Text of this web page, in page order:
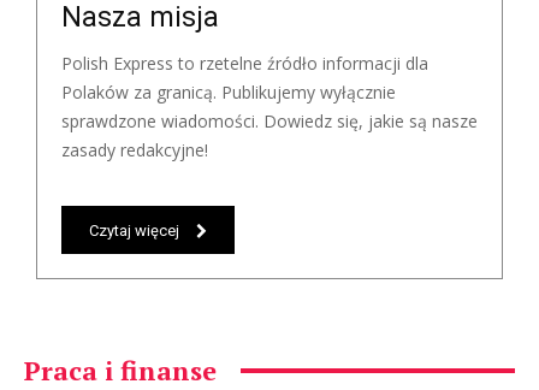
Nasza misja
Polish Express to rzetelne źródło informacji dla
Polaków za granicą. Publikujemy wyłącznie
sprawdzone wiadomości. Dowiedz się, jakie są nasze
zasady redakcyjne!
Czytaj więcej
Praca i finanse